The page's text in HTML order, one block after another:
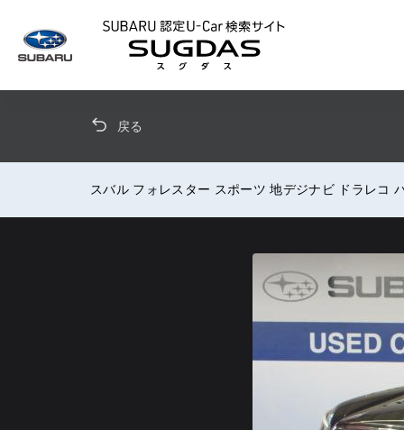
戻る
スバル フォレスター スポーツ 地デジナビ ドラレコ